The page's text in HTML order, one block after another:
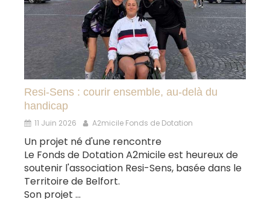
Resi-Sens : courir ensemble, au-delà du
handicap
11 Juin 2026 A2micile Fonds de Dotation
Un projet né d'une rencontre
Le Fonds de Dotation A2micile est heureux de
soutenir l'association Resi-Sens, basée dans le
Territoire de Belfort.
Son projet ...